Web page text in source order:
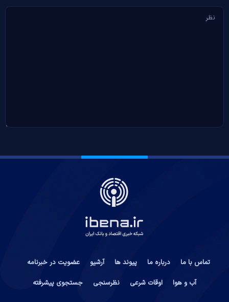
تماس با ما درباره ما پیوند ها آرشیو
عضویت در خبرنامه
آب و هوا
اوقات شرعی نظرسنجی جستجوی پیشرفته